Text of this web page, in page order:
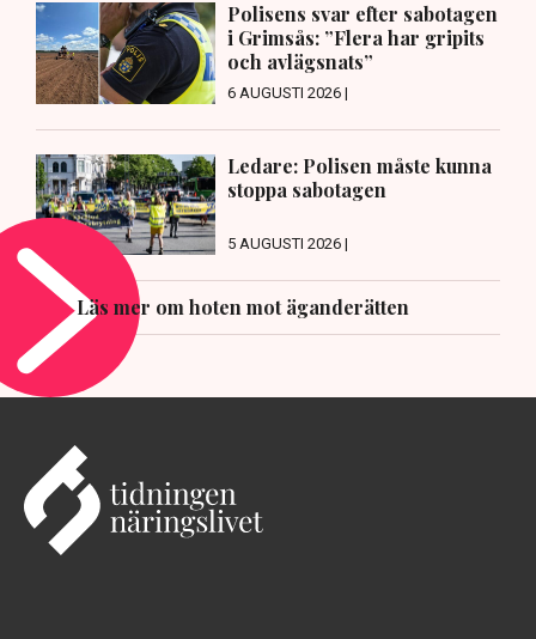
Polisens svar efter sabotagen
i Grimsås: ”Flera har gripits
och avlägsnats”
6 AUGUSTI 2026 |
Ledare: Polisen måste kunna
stoppa sabotagen
5 AUGUSTI 2026 |
Läs mer om hoten mot äganderätten